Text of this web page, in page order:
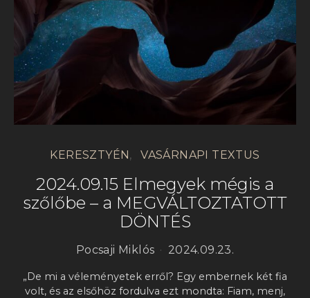
KERESZTYÉN VASÁRNAPI TEXTUS
2024.09.15 Elmegyek mégis a
szőlőbe – a MEGVÁLTOZTATOTT
DÖNTÉS
Pocsaji Miklós 2024.09.23.
„De mi a véleményetek erről? Egy embernek két fia
volt, és az elsőhöz fordulva ezt mondta: Fiam, menj,